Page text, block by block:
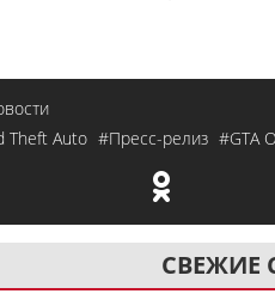
Theft Auto #Пресс-релиз #GTA
СВЕЖИЕ